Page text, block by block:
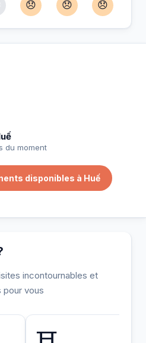
😞 😞 😞
du moment
disponibles à Huế
incontournables et
vous